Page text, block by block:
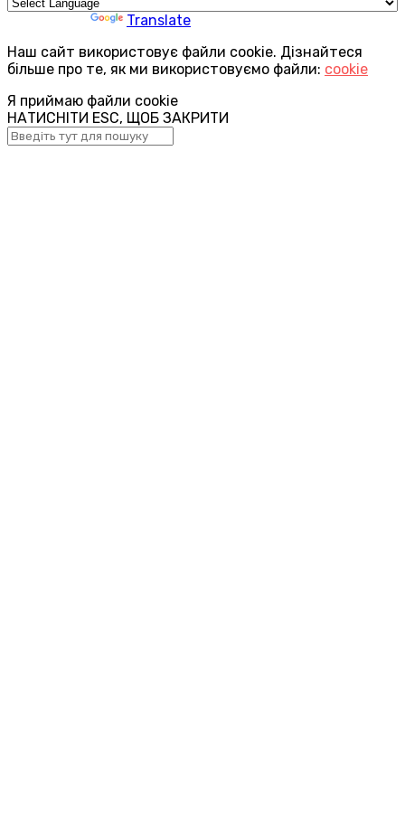
Translate
Наш сайт використовує файли cookie. Дізнайтеся
більше про те, як ми використовуємо файли: cookie
Я приймаю файли cookie
НАТИСНІТИ ESC, ЩОБ ЗАКРИТИ